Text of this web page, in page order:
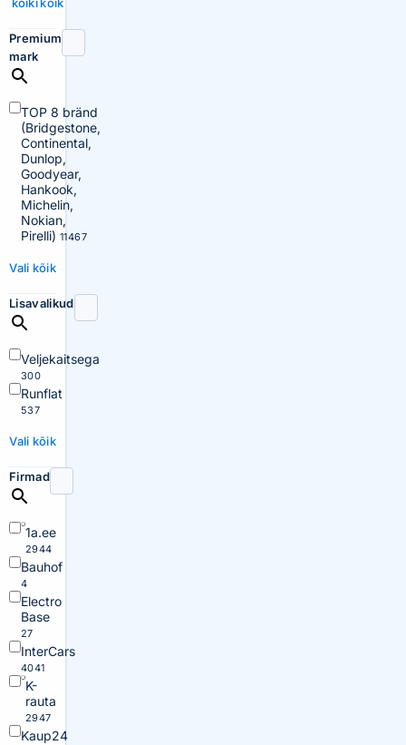
Premium
mark
TOP 8 bränd
(Bridgestone,
Continental,
Dunlop,
Goodyear,
Hankook,
Michelin,
Nokian,
Pirelli) 11467
Vali kõik
Lisavalikud
Veljekaitsega
300
Runflat
537
Vali kõik
Firmad
1a.ee
2944
Bauhof
4
Electro
Base
27
InterCars
4041
K-
rauta
2947
Kaup24